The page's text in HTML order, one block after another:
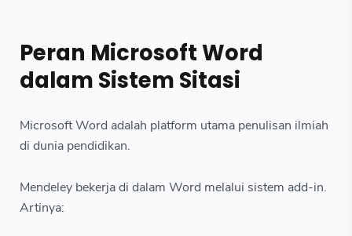
Peran Microsoft Word
dalam Sistem Sitasi
Microsoft Word adalah platform utama penulisan ilmiah
di dunia pendidikan.
Mendeley bekerja di dalam Word melalui sistem add-in.
Artinya: